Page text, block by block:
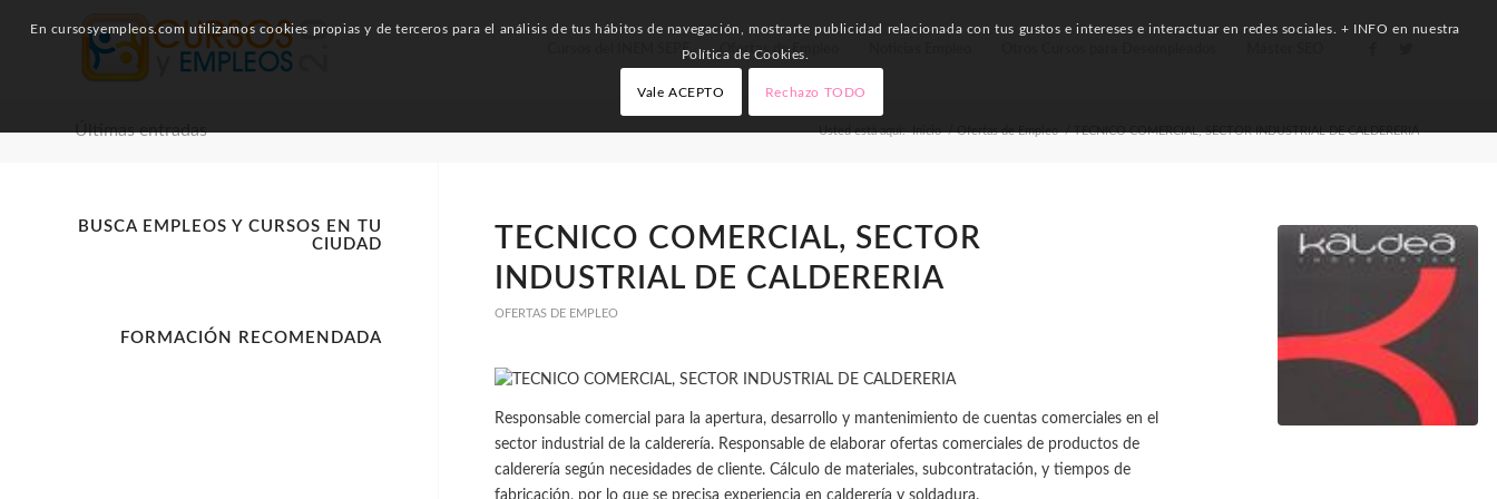
Cursos del INEM SEPE Ofertas de Empleo
Últimas entradas Usted está aquí: Inicio / Ofertas de Empleo / TECNICO COMERCIAL, SECTOR INDUSTRIAL DE CALDERERIA
TECNICO COMERCIAL, SECTOR
INDUSTRIAL DE CALDERERIA
OFERTAS DE EMPLEO
Responsable comercial para la apertura, desarrollo y mantenimiento de cuentas comerciales en el
sector industrial de la calderería. Responsable de elaborar ofertas comerciales de productos de
calderería según necesidades de cliente. Cálculo de materiales, subcontratación, y tiempos de
fabricación, por lo que se precisa experiencia en calderería y soldadura.
BUSCA EMPLEOS Y CURSOS EN TU
CIUDAD
FORMACIÓN RECOMENDADA
En cursosyempleos.com utilizamos cookies propias y de terceros para el análisis de tus hábitos de navegación, mostrarte publicidad relacionada con tus gustos e intereses e interactuar en redes sociales. + INFO en nuestra
Política de Cookies.
Vale ACEPTO Rechazo TODO